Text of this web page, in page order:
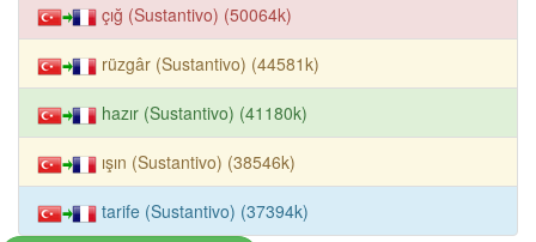
çığ (Sustantivo) (50064k)
rüzgâr (Sustantivo) (44581k)
hazır (Sustantivo) (41180k)
ışın (Sustantivo) (38546k)
tarife (Sustantivo) (37394k)